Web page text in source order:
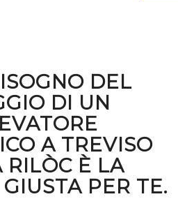
DEL
DI UN
A TREVISO
RILÒC È LA
PER TE.